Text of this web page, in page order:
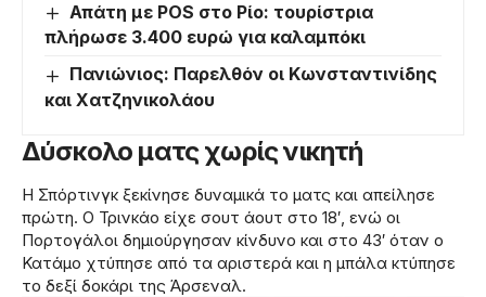
Απάτη με POS στο Ρίο: τουρίστρια
πλήρωσε 3.400 ευρώ για καλαμπόκι
Πανιώνιος: Παρελθόν οι Κωνσταντινίδης
και Χατζηνικολάου
Δύσκολο ματς χωρίς νικητή
Η Σπόρτινγκ ξεκίνησε δυναμικά το ματς και απείλησε
πρώτη. Ο Τρινκάο είχε σουτ άουτ στο 18′, ενώ οι
Πορτογάλοι δημιούργησαν κίνδυνο και στο 43′ όταν ο
Κατάμο χτύπησε από τα αριστερά και η μπάλα κτύπησε
το δεξί δοκάρι της Άρσεναλ.